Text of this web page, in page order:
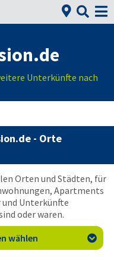
 
Unterkünfte nach
- Orte
Orten und Städten, für
Apartments
Unterkünfte
oder waren.
wählen
